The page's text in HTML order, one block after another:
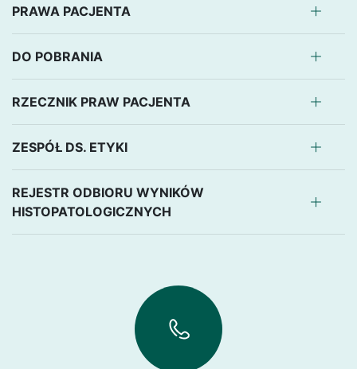
PRAWA PACJENTA
DO POBRANIA
RZECZNIK PRAW PACJENTA
ZESPÓŁ DS. ETYKI
REJESTR ODBIORU WYNIKÓW
HISTOPATOLOGICZNYCH